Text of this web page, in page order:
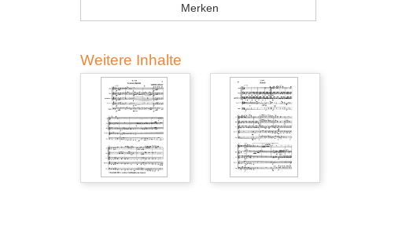
Merken
Weitere Inhalte